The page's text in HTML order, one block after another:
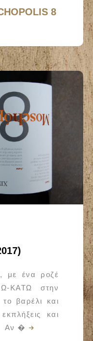
8
με ένα ροζέ
ΚΑΤΩ στην
βαρέλι και
και
Αν �